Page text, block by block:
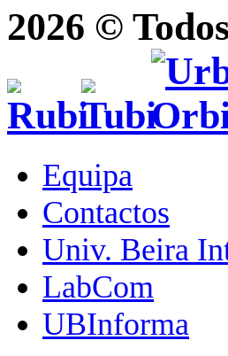
2026 ©
Equipa
Contactos
Univ. Beira
LabCom
UBInforma